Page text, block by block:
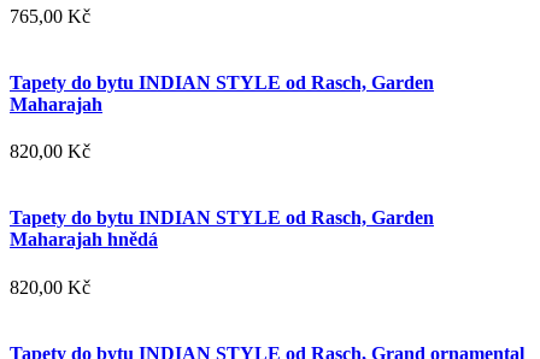
765,00 Kč
Tapety do bytu INDIAN STYLE od Rasch, Garden
Maharajah
820,00 Kč
Tapety do bytu INDIAN STYLE od Rasch, Garden
Maharajah hnědá
820,00 Kč
Tapety do bytu INDIAN STYLE od Rasch, Grand ornamental